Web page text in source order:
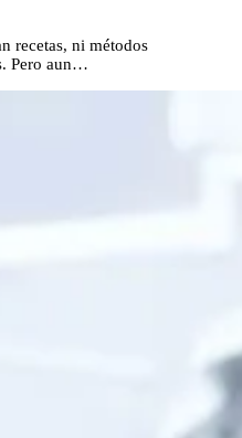
recetas, ni métodos
Pero aun…